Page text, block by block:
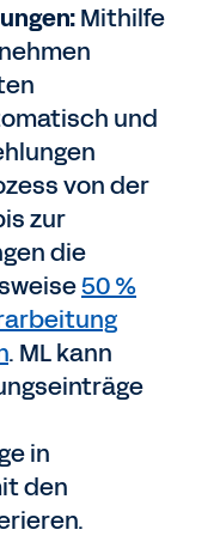
Mithilfe
und
von der
zur
die
50 %
. ML kann
in
den